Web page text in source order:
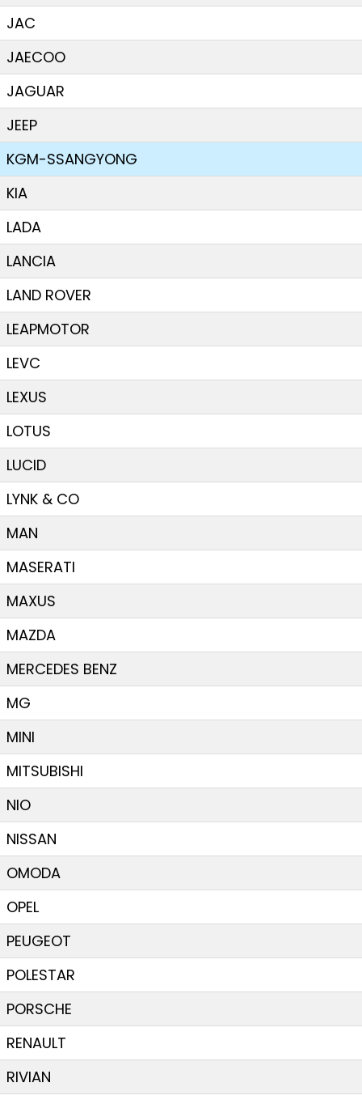
JAC
JAECOO
JAGUAR
JEEP
KGM-SSANGYONG
KIA
LADA
LANCIA
LAND ROVER
LEAPMOTOR
LEVC
LEXUS
LOTUS
LUCID
LYNK & CO
MAN
MASERATI
MAXUS
MAZDA
MERCEDES BENZ
MG
MINI
MITSUBISHI
NIO
NISSAN
OMODA
OPEL
PEUGEOT
POLESTAR
PORSCHE
RENAULT
RIVIAN